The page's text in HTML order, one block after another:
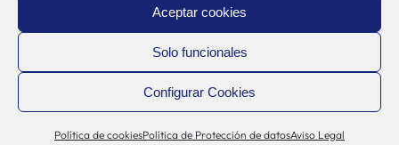
Aceptar cookies
Solo funcionales
Configurar Cookies
Política de cookiesPolítica de Protección de datosAviso Legal
Política de Privacidad
Política de Cookies